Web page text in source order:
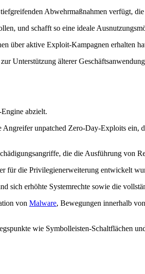
Abwehrmaßnahmen verfügt,
und schafft so eine ideale
über aktive Exploit-Kampagnen erhalten
Unterstützung älterer
abzielt.
unpatched Zero-Day-Exploits ein,
die die Ausführung von
für die Privilegienerweiterung entwickelt
sich erhöhte Systemrechte sowie die
von Malware, Bewegungen innerhalb
wie Symbolleisten-Schaltflächen